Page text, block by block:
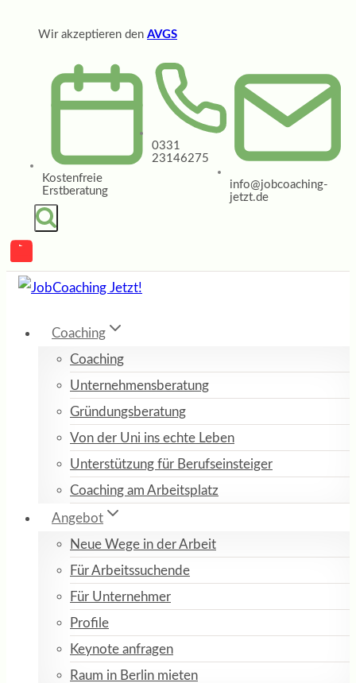
Wir akzeptieren den AVGS
Kostenfreie
Erstberatung
0331
23146275
info@jobcoaching-
jetzt.de
Coaching
Coaching
Unternehmensberatung
Gründungsberatung
Von der Uni ins echte Leben
Unterstützung für Berufseinsteiger
Coaching am Arbeitsplatz
Angebot
Neue Wege in der Arbeit
Für Arbeitssuchende
Für Unternehmer
Profile
Keynote anfragen
Raum in Berlin mieten